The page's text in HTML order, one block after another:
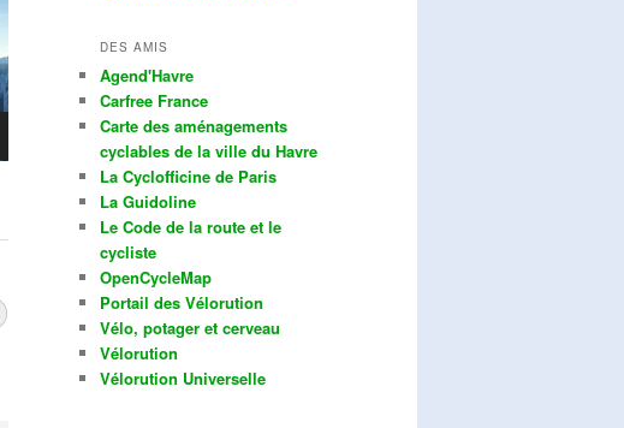
DES AMIS
Agend'Havre
Carfree France
Carte des aménagements
cyclables de la ville du Havre
La Cyclofficine de Paris
La Guidoline
Le Code de la route et le
cycliste
OpenCycleMap
Portail des Vélorution
Vélo, potager et cerveau
Vélorution
Vélorution Universelle